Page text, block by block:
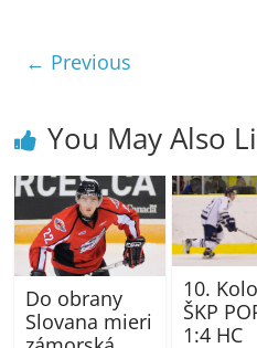
← Previous
You May Also
Do obrany
Slovana mieri
10.
ŠKP
1:4 HC